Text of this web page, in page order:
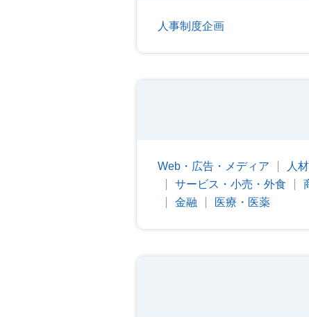
人事制度企画
Web・広告・メディア 人
サービス・小売・外食
金融
医療・医薬